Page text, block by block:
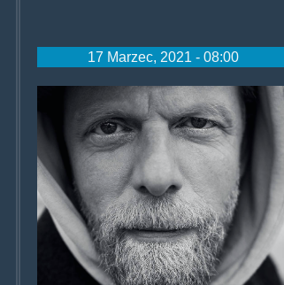
17 Marzec, 2021 - 08:00
max-
cegielski.jpg